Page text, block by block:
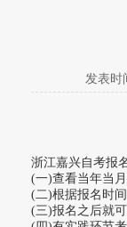
发表时
浙江嘉兴自考报
(一)查看当年当
(二)根据报名时
(三)报名之后就